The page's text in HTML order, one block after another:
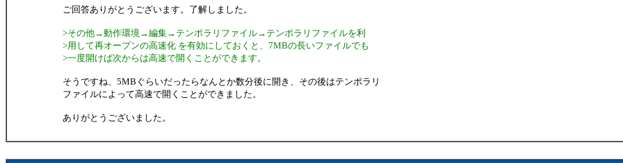
ご回答ありがとうございます。了解しました。
>その他→動作環境→編集→テンポラリファイル→テンポラリファイルを利
>用して再オープンの高速化 を有効にしておくと、7MBの長いファイルでも
>一度開けば次からは高速で開くことができます。
そうですね、5MBぐらいだったらなんとか数分後に開き、その後はテンポラリ
ファイルによって高速で開くことができました。
ありがとうございました。